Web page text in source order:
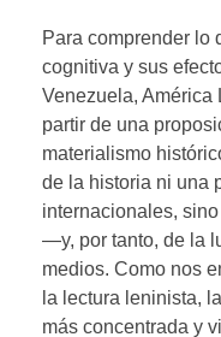
Para comprender lo
cognitiva y sus
Venezuela, América
partir de una
materialismo
de la historia ni una
internacionales,
—y, por tanto, de la
medios. Como nos
la lectura leninista,
más concentrada y